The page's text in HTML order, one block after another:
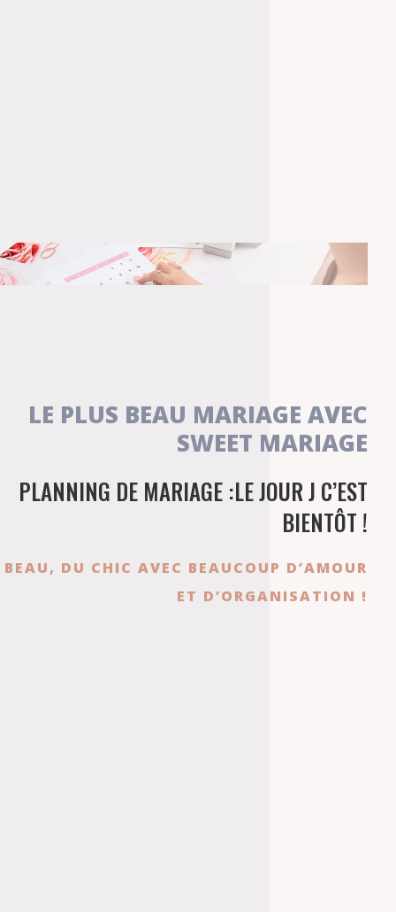
LE PLUS BEAU MARIAGE AVEC
SWEET MARIAGE
PLANNING DE MARIAGE :LE JOUR J C’EST
BIENTÔT !
DU CHIC AVEC BEAUCOUP D’AMOUR
ET D’ORGANISATION !